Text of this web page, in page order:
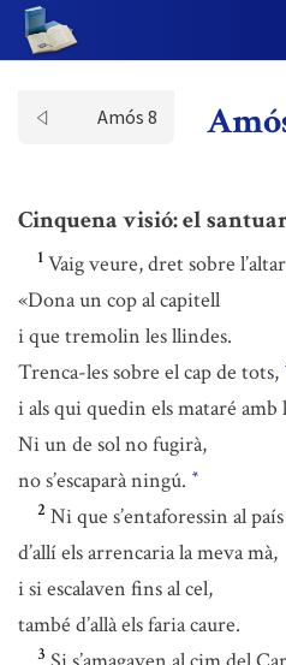
Amós 8
Cinquena visió: el
1 Vaig veure, dret sobre
«Dona un cop al capitell
i que tremolin les llindes.
Trenca-les sobre el cap de tots,
i als qui quedin els mataré amb
Ni un de sol no fugirà,
no s’escaparà ningú. *
2 Ni que s’entaforessin al
d’allí els arrencaria la meva mà,
i si escalaven fins al cel,
també d’allà els faria caure.
3